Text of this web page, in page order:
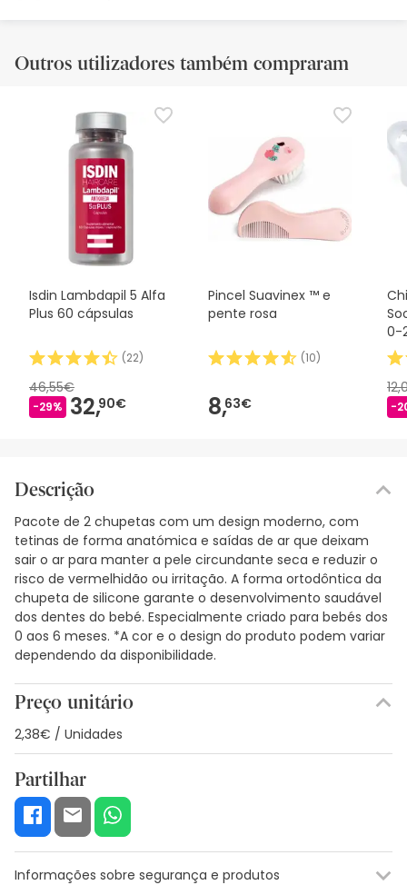
Outros utilizadores também compraram
Isdin Lambdapil 5 Alfa
Plus 60 cápsulas
(22)
46,55€
-29% 32,90€
Pincel Suavinex ™ e
pente rosa
(10)
8,63€
0-
-
Descrição
Pacote de 2 chupetas com um design moderno, com
tetinas de forma anatómica e saídas de ar que deixam
sair o ar para manter a pele circundante seca e reduzir o
risco de vermelhidão ou irritação. A forma ortodôntica da
chupeta de silicone garante o desenvolvimento saudável
dos dentes do bebé. Especialmente criado para bebés dos
0 aos 6 meses. *A cor e o design do produto podem variar
dependendo da disponibilidade.
Preço unitário
2,38€ / Unidades
Partilhar
Informações sobre segurança e produtos